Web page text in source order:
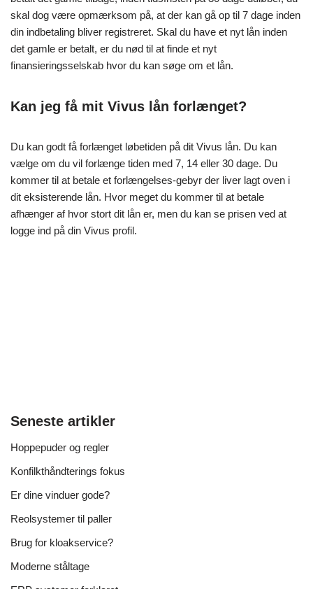
skal dog være opmærksom på, at der kan gå op til 7 dage inden
din indbetaling bliver registreret. Skal du have et nyt lån inden
det gamle er betalt, er du nød til at finde et nyt
finansieringsselskab hvor du kan søge om et lån.
Kan jeg få mit Vivus lån forlænget?
Du kan godt få forlænget løbetiden på dit Vivus lån. Du kan
vælge om du vil forlænge tiden med 7, 14 eller 30 dage. Du
kommer til at betale et forlængelses-gebyr der liver lagt oven i
dit eksisterende lån. Hvor meget du kommer til at betale
afhænger af hvor stort dit lån er, men du kan se prisen ved at
logge ind på din Vivus profil.
Seneste artikler
Hoppepuder og regler
Konfilkthåndterings fokus
Er dine vinduer gode?
Reolsystemer til paller
Brug for kloakservice?
Moderne ståltage